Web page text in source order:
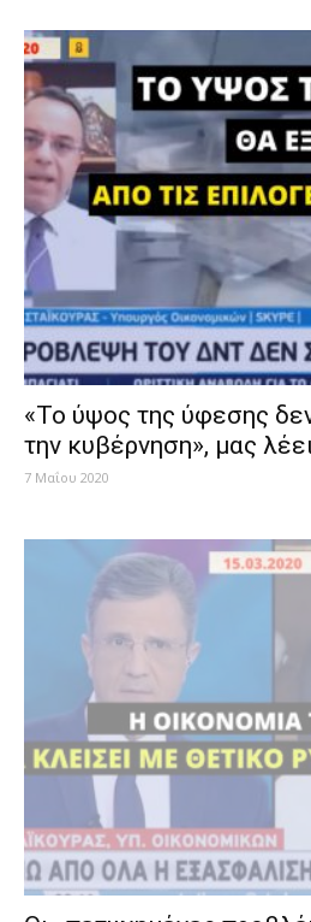
«Το ύψος της ύφεσης
την κυβέρνηση», μας
7 Μαΐου 2020